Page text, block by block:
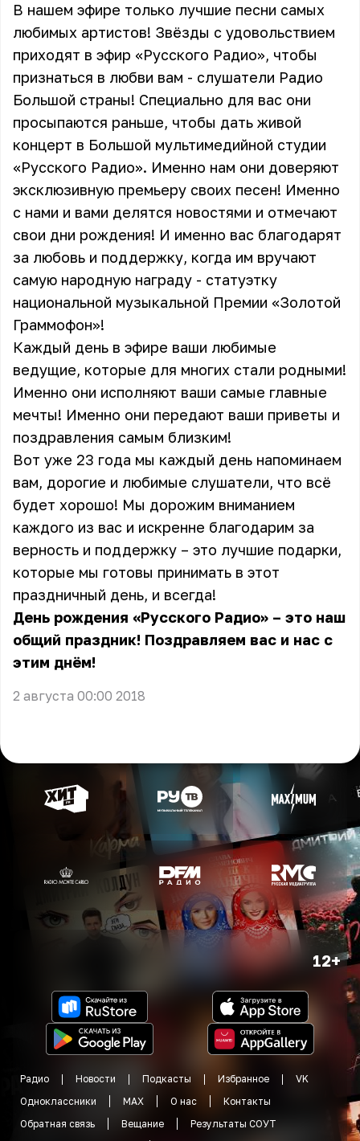
В нашем эфире только лучшие песни самых
любимых артистов! Звёзды с удовольствием
приходят в эфир «Русского Радио», чтобы
признаться в любви вам - слушатели Радио
Большой страны! Специально для вас они
просыпаются раньше, чтобы дать живой
концерт в Большой мультимедийной студии
«Русского Радио». Именно нам они доверяют
эксклюзивную премьеру своих песен! Именно
с нами и вами делятся новостями и отмечают
свои дни рождения! И именно вас благодарят
за любовь и поддержку, когда им вручают
самую народную награду - статуэтку
национальной музыкальной Премии «Золотой
Граммофон»!
Каждый день в эфире ваши любимые
ведущие, которые для многих стали родными!
Именно они исполняют ваши самые главные
мечты! Именно они передают ваши приветы и
поздравления самым близким!
Вот уже 23 года мы каждый день напоминаем
вам, дорогие и любимые слушатели, что всё
будет хорошо! Мы дорожим вниманием
каждого из вас и искренне благодарим за
верность и поддержку – это лучшие подарки,
которые мы готовы принимать в этот
праздничный день, и всегда!
День рождения «Русского Радио» – это наш
общий праздник! Поздравляем вас и нас с
этим днём!
2 августа 00:00 2018
12+
Радио Новости Подкасты Избранное
VK
Одноклассники
MAX О нас
Контакты
Обратная связь
Вещание
Результаты СОУТ